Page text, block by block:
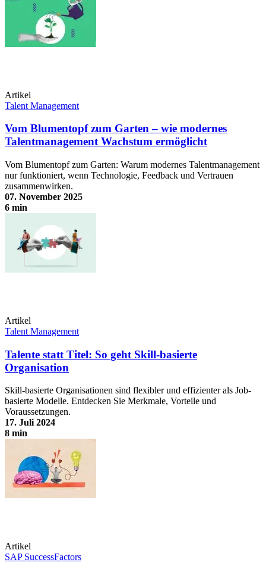
Artikel
Talent Management
Vom Blumentopf zum Garten – wie modernes
Talentmanagement Wachstum ermöglicht
Vom Blumentopf zum Garten: Warum modernes Talentmanagement
nur funktioniert, wenn Technologie, Feedback und Vertrauen
zusammenwirken.
07. November 2025
6 min
Wachstum ermöglicht
Artikel
Talent Management
Talente statt Titel: So geht Skill-basierte
Organisation
Skill-basierte Organisationen sind flexibler und effizienter als Job-
basierte Modelle. Entdecken Sie Merkmale, Vorteile und
Voraussetzungen.
17. Juli 2024
8 min
Artikel
SAP SuccessFactors